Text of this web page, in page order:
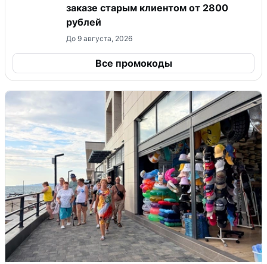
заказе старым клиентом от 2800
рублей
До 9 августа, 2026
Все промокоды